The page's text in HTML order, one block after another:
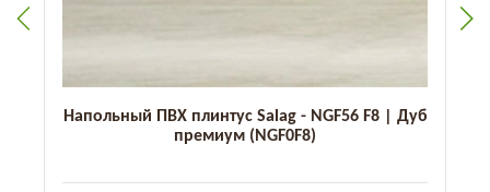
Напольный ПВХ плинтус Salag - NGF56 F8 | Дуб
премиум (NGF0F8)